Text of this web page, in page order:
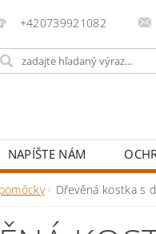
+420739921082
NAPÍŠTE NÁM
Dřevěná kostka s